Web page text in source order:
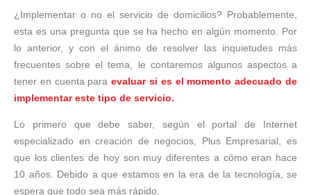
¿Implementar o no el servicio de domicilios? Probablemente,
esta es una pregunta que se ha hecho en algún momento. Por
lo anterior, y con el ánimo de resolver las inquietudes más
frecuentes sobre el tema, le contaremos algunos aspectos a
tener en cuenta paraevaluar si es el momento adecuado de
implementar este tipo de servicio.
Lo primero que debe saber, según el portal de Internet
especializado en creación de negocios, Plus Empresarial, es
que los clientes de hoy son muy diferentes a cómo eran hace
10 años. Debido a que estamos en la era de la tecnología, se
espera que todo sea más rápido.